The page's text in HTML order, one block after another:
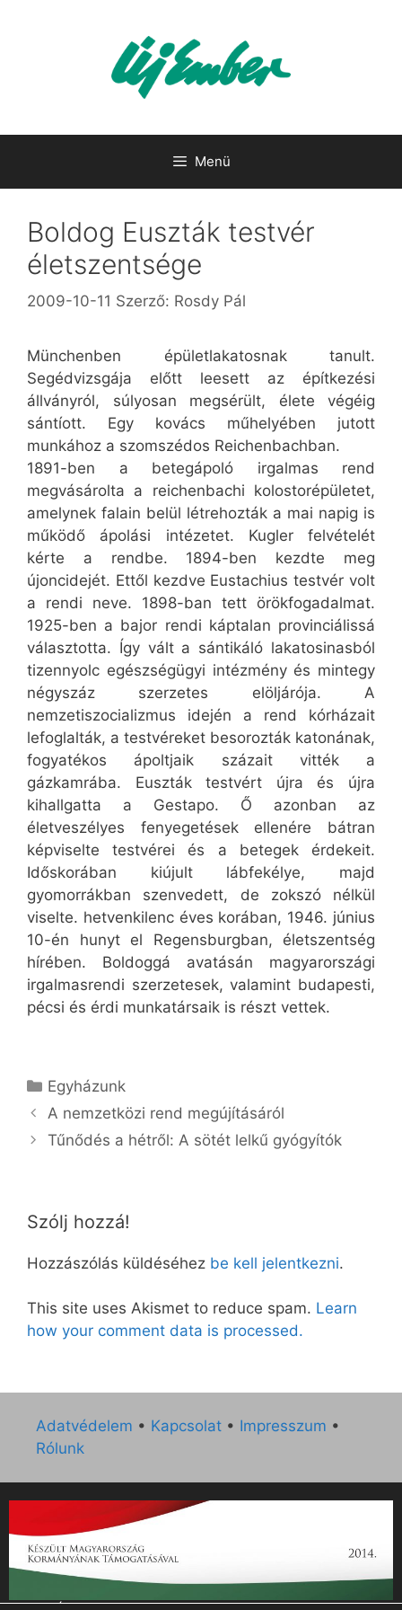
Menü
Boldog Euszták testvér
életszentsége
2009-10-11 Szerző: Rosdy Pál
Münchenben épületlakatosnak tanult.
Segédvizsgája előtt leesett az építkezési
állványról, súlyosan megsérült, élete végéig
sántíott. Egy kovács műhelyében jutott
munkához a szomszédos Reichenbachban.
1891-ben a betegápoló irgalmas rend
megvásárolta a reichenbachi kolostorépületet,
amelynek falain belül létrehozták a mai napig is
működő ápolási intézetet. Kugler felvételét
kérte a rendbe. 1894-ben kezdte meg
újoncidejét. Ettől kezdve Eustachius testvér volt
a rendi neve. 1898-ban tett örökfogadalmat.
1925-ben a bajor rendi káptalan provinciálissá
választotta. Így vált a sántikáló lakatosinasból
tizennyolc egészségügyi intézmény és mintegy
négyszáz szerzetes elöljárója. A
nemzetiszocializmus idején a rend kórházait
lefoglalták, a testvéreket besorozták katonának,
fogyatékos ápoltjaik százait vitték a
gázkamrába. Euszták testvért újra és újra
kihallgatta a Gestapo. Ő azonban az
életveszélyes fenyegetések ellenére bátran
képviselte testvérei és a betegek érdekeit.
Időskorában kiújult lábfekélye, majd
gyomorrákban szenvedett, de zokszó nélkül
viselte. hetvenkilenc éves korában, 1946. június
10-én hunyt el Regensburgban, életszentség
hírében. Boldoggá avatásán magyarországi
irgalmasrendi szerzetesek, valamint budapesti,
pécsi és érdi munkatársaik is részt vettek.
Kategória
Egyházunk
A nemzetközi rend megújításáról
Tűnődés a hétről: A sötét lelkű gyógyítók
Szólj hozzá!
Hozzászólás küldéséhez be kell jelentkezni.
This site uses Akismet to reduce spam. Learn
how your comment data is processed.
Adatvédelem • Kapcsolat • Impresszum •
Rólunk